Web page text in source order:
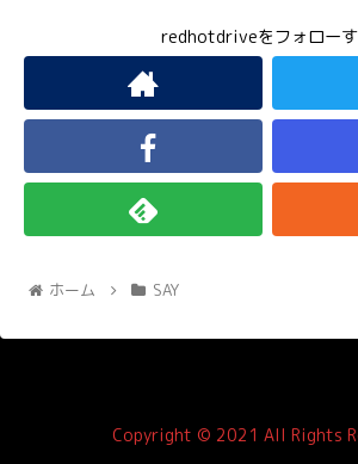
redhotdriveをフォロー
ホーム SAY
Copyright © 2021 All Rights